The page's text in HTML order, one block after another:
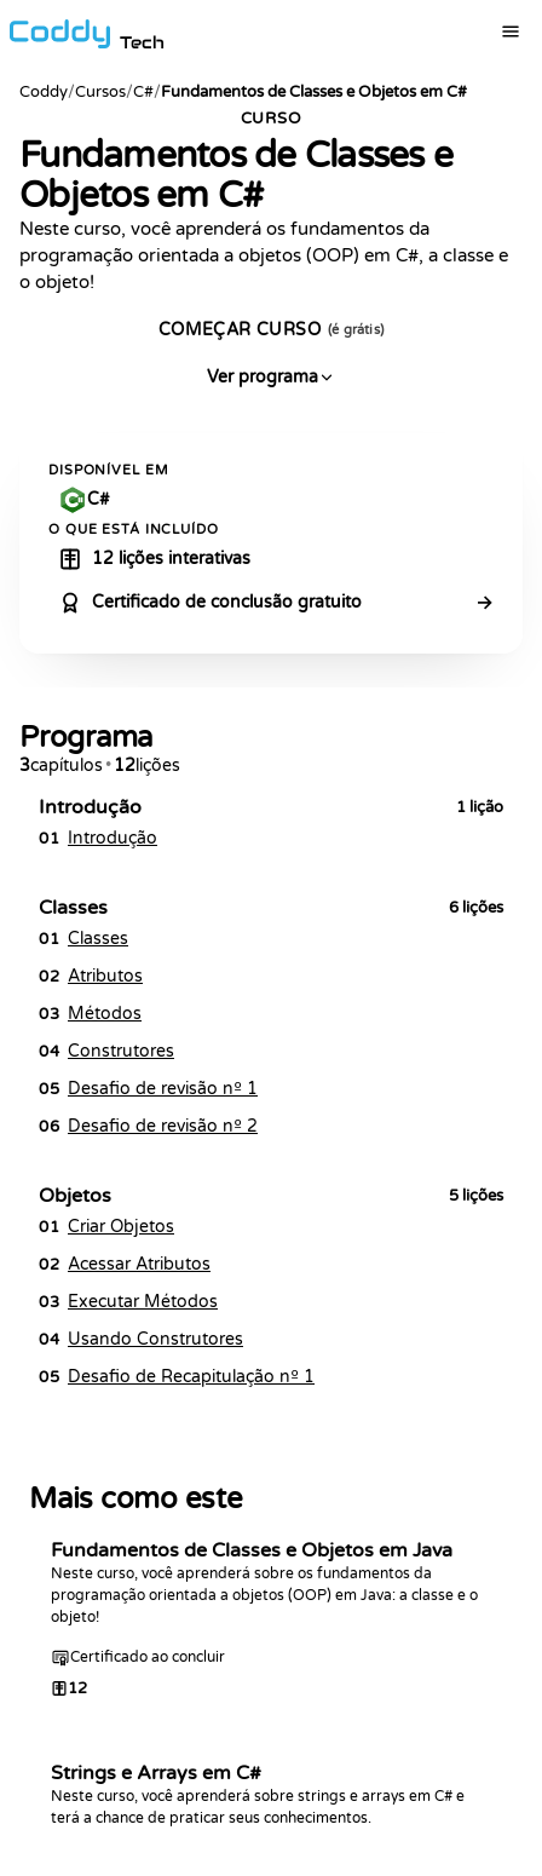
Tech
Coddy/Cursos/C#/Fundamentos de Classes e Objetos em C#
CURSO
Fundamentos de Classes e
Objetos em C#
Neste curso, você aprenderá os fundamentos da
programação orientada a objetos (OOP) em C#, a classe e
o objeto!
COMEÇAR CURSO (é grátis)
Ver programa
DISPONÍVEL EM
C#
O QUE ESTÁ INCLUÍDO
12 lições interativas
Certificado de conclusão gratuito →
Programa
3capítulos •12lições
Introdução 1 lição
01 Introdução
Classes 6 lições
01 Classes
02 Atributos
03 Métodos
04 Construtores
05 Desafio de revisão nº 1
06 Desafio de revisão nº 2
Objetos 5 lições
01 Criar Objetos
02 Acessar Atributos
03 Executar Métodos
04 Usando Construtores
05 Desafio de Recapitulação nº 1
Mais como este
Fundamentos de Classes e Objetos em Java
Neste curso, você aprenderá sobre os fundamentos da
programação orientada a objetos (OOP) em Java: a classe e o
objeto!
Certificado ao concluir
12
Strings e Arrays em C#
Neste curso, você aprenderá sobre strings e arrays em C# e
terá a chance de praticar seus conhecimentos.